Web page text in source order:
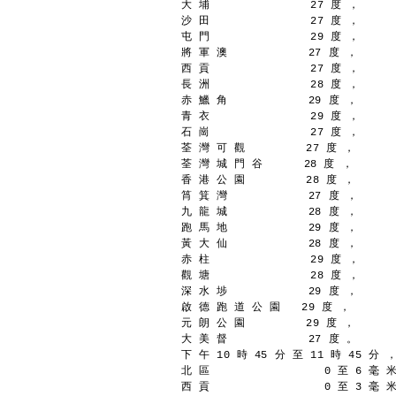
大 埔               27 度 ，
沙 田               27 度 ，
屯 門               29 度 ，
將 軍 澳            27 度 ，
西 貢               27 度 ，
長 洲               28 度 ，
赤 鱲 角            29 度 ，
青 衣               29 度 ，
石 崗               27 度 ，
荃 灣 可 觀         27 度 ，
荃 灣 城 門 谷      28 度 ，
香 港 公 園         28 度 ，
筲 箕 灣            27 度 ，
九 龍 城            28 度 ，
跑 馬 地            29 度 ，
黃 大 仙            28 度 ，
赤 柱               29 度 ，
觀 塘               28 度 ，
深 水 埗            29 度 ，
啟 德 跑 道 公 園   29 度 ，
元 朗 公 園         29 度 ，
大 美 督            27 度 。
下 午 10 時 45 分 至 11 時 45 分
北 區                 0 至 6 毫 米
西 貢                 0 至 3 毫 米